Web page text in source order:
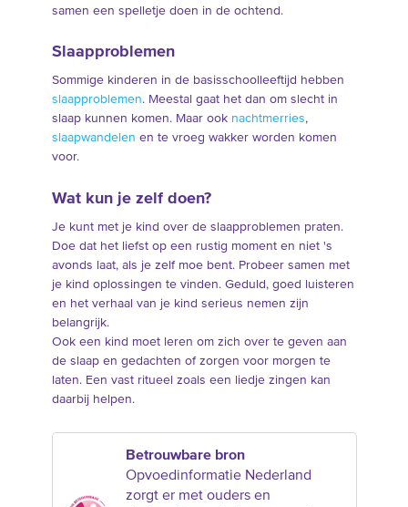
samen een spelletje doen in de ochtend.
Slaapproblemen
Sommige kinderen in de basisschoolleeftijd hebben
slaapproblemen. Meestal gaat het dan om slecht in
slaap kunnen komen. Maar ook nachtmerries,
slaapwandelen en te vroeg wakker worden komen
voor.
Wat kun je zelf doen?
Je kunt met je kind over de slaapproblemen praten.
Doe dat het liefst op een rustig moment en niet 's
avonds laat, als je zelf moe bent. Probeer samen met
je kind oplossingen te vinden. Geduld, goed luisteren
en het verhaal van je kind serieus nemen zijn
belangrijk.
Ook een kind moet leren om zich over te geven aan
de slaap en gedachten of zorgen voor morgen te
laten. Een vast ritueel zoals een liedje zingen kan
daarbij helpen.
Betrouwbare bron
Opvoedinformatie Nederland
zorgt er met ouders en